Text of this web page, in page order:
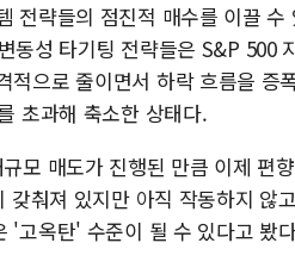
전략들의 점진적 매수를 이끌
동성 타기팅 전략들은 S&P 500
적으로 줄이면서 하락 흐름을 증
초과해 축소한 상태다.
모 매도가 진행된 만큼 이제 편
갖춰져 있지만 아직 작동하지 않
'고옥탄' 수준이 될 수 있다고 봤